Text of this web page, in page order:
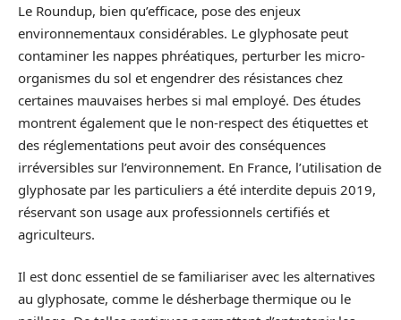
Le Roundup, bien qu’efficace, pose des enjeux
environnementaux considérables. Le glyphosate peut
contaminer les nappes phréatiques, perturber les micro-
organismes du sol et engendrer des résistances chez
certaines mauvaises herbes si mal employé. Des études
montrent également que le non-respect des étiquettes et
des réglementations peut avoir des conséquences
irréversibles sur l’environnement. En France, l’utilisation de
glyphosate par les particuliers a été interdite depuis 2019,
réservant son usage aux professionnels certifiés et
agriculteurs.
Il est donc essentiel de se familiariser avec les alternatives
au glyphosate, comme le désherbage thermique ou le